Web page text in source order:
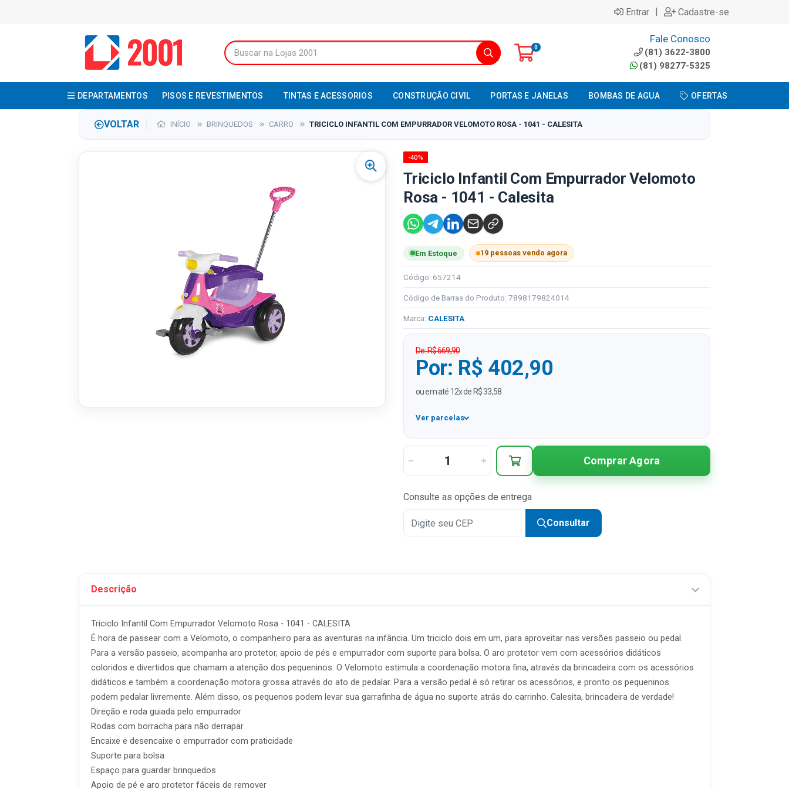
Entrar | Cadastre-se
0
Fale Conosco
(81) 3622-3800
(81) 98277-5325
DEPARTAMENTOS PISOS E REVESTIMENTOS TINTAS E ACESSORIOS CONSTRUÇÃO CIVIL PORTAS E JANELAS BOMBAS DE AGUA OFERTAS
VOLTAR INÍCIO BRINQUEDOS CARRO TRICICLO INFANTIL COM EMPURRADOR VELOMOTO ROSA - 1041 - CALESITA
-40%
Triciclo Infantil Com Empurrador Velomoto
Rosa - 1041 - Calesita
Em Estoque 19 pessoas vendo agora
Código: 657214
Código de Barras do Produto: 7898179824014
Marca: CALESITA
De: R$ 669,90
Por: R$ 402,90
ou em até 12x de R$ 33,58
Ver parcelas
1x R$ 402,90
R$ 201,45 sem juros
R$ 134,30 sem juros
4x
5x
10x R$ 40,29 sem juros
11x R$ 36,63 sem juros
R$ 33,57 sem juros
Comprar Agora
Consulte as opções de entrega
Consultar
Descrição
Triciclo Infantil Com Empurrador Velomoto Rosa - 1041 - CALESITA
É hora de passear com a Velomoto, o companheiro para as aventuras na infância. Um triciclo dois em um, para aproveitar nas versões passeio ou pedal.
Para a versão passeio, acompanha aro protetor, apoio de pés e empurrador com suporte para bolsa. O aro protetor vem com acessórios didáticos
coloridos e divertidos que chamam a atenção dos pequeninos. O Velomoto estimula a coordenação motora fina, através da brincadeira com os acessórios
didáticos e também a coordenação motora grossa através do ato de pedalar. Para a versão pedal é só retirar os acessórios, e pronto os pequeninos
podem pedalar livremente. Além disso, os pequenos podem levar sua garrafinha de água no suporte atrás do carrinho. Calesita, brincadeira de verdade!
Direção e roda guiada pelo empurrador
Rodas com borracha para não derrapar
Encaixe e desencaixe o empurrador com praticidade
Suporte para bolsa
Espaço para guardar brinquedos
Apoio de pé e aro protetor fáceis de remover